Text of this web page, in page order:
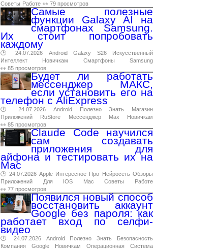
Советы Работе 👀 79 просмотров
Самые полезные
функции Galaxy AI на
смартфонах Samsung.
Их стоит попробовать
каждому
🕑 24.07.2026 Android Galaxy S26
Искусственный
Интеллект
Новичкам Смартфоны
Samsung
👀 85 просмотров
Будет ли работать
мессенджер МАКС,
если установить его на
телефон с AliExpress
🕑 24.07.2026 Android Полезно Знать
Магазин
Приложений
RuStore Мессенджер Max
Новичкам
👀 85 просмотров
Claude Code научился
сам создавать
приложения для
айфона и тестировать их на
Mac
🕑 24.07.2026 Apple Интересное Про Нейросеть Обзоры
Приложений
Для IOS Mac Советы
Работе
👀 77 просмотров
Появился новый способ
восстановить аккаунт
Google без пароля: как
работает вход по селфи-
видео
🕑 24.07.2026 Android Полезно Знать
Безопасность
Компания
Google Новичкам Операционная
Система